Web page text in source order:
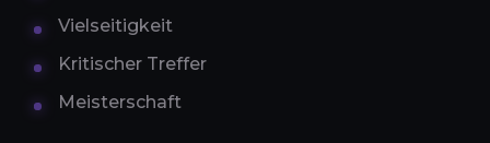
Vielseitigkeit
Kritischer Treffer
Meisterschaft